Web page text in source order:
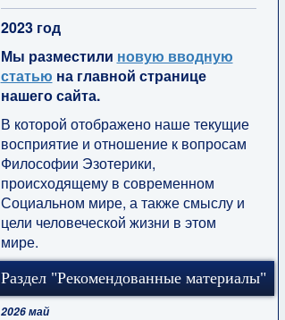
2023 год
Мы разместили новую вводную
статью на главной странице
нашего сайта.
В которой отображено наше текущие
восприятие и отношение к вопросам
Философии Эзотерики,
происходящему в современном
Социальном мире, а также смыслу и
цели человеческой жизни в этом
мире.
Раздел "Рекомендованные материалы"
2026 май